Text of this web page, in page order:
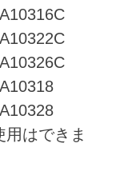
はできま